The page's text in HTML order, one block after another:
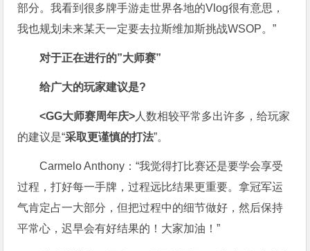
部分。我看到很多牌手游走世界各地的Vlog很有意思，
我也规划未来某天一定要去拉斯维加斯挑战WSOP。”
对于正在进行的”大师赛”
给广大的玩家建议是?
<GG大师赛周年庆> 人数相较平常多出许多，给玩家
的建议是“采取更谨慎的打法”。
Carmelo Anthony：“我觉得打比赛还是要学会享受
过程，打好每一手牌，过程远比结果更重要。拿冠军运
气肯定占一大部分，但把过程中的细节做好，然后保持
平常心，迟早会有好结果的！大家加油！”